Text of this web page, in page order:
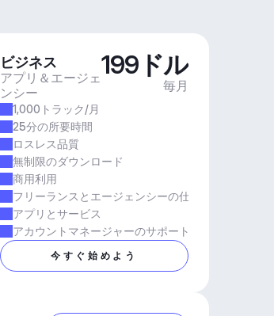
ビジネス
アプリ＆エージェ
ンシー
199ドル
毎月
1,000トラック/月
25分の所要時間
ロスレス品質
無制限のダウンロード
商用利用
フリーランスとエージェンシーの仕事
アプリとサービス
アカウントマネージャーのサポート
今すぐ始めよう